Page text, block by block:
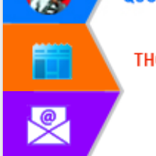
Đắk Lắk: Tôn vinh 46 giải pháp tại Hội
thi Sáng tạo Kỹ thuật 2024 - 2025
Đắk Lắk rà soát, điều chỉnh Đề án 190
về phát triển nuôi trồng thủy sản
Phó Chủ tịch UBND tỉnh Đắk Lắk
Trương Công Thái kiểm tra thực địa
Dự án cao tốc Khánh Hòa - Buôn Ma
Thuột
Định vị cà phê Việt Nam như một “di
sản sống” trong dòng chảy toàn cầu